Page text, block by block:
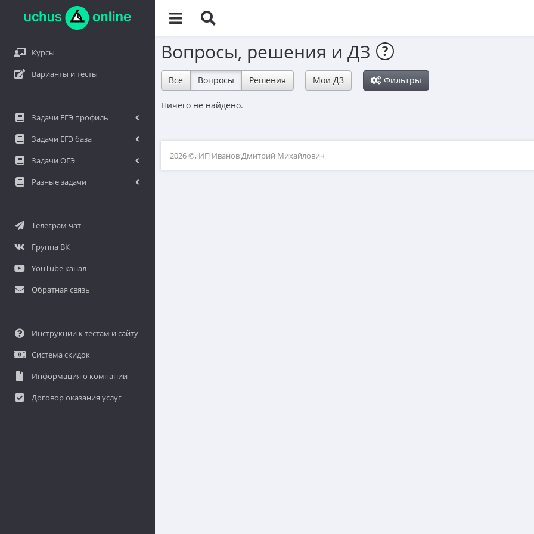
Курсы
Варианты и тесты
Задачи ЕГЭ профиль
Задачи ЕГЭ база
Задачи ОГЭ
Разные задачи
Телеграм чат
Группа ВК
YouTube канал
Обратная связь
Инструкции к тестам и сайту
Система скидок
Информация о компании
Договор оказания услуг
Вопросы, решения и ДЗ ?
Все Вопросы Решения Мои ДЗ Фильтры
Ничего не найдено.
2026 ©, ИП Иванов Дмитрий Михайлович